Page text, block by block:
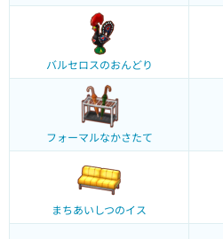
バルセロスのおんどり
フォーマルなかさたて
まちあいしつのイス